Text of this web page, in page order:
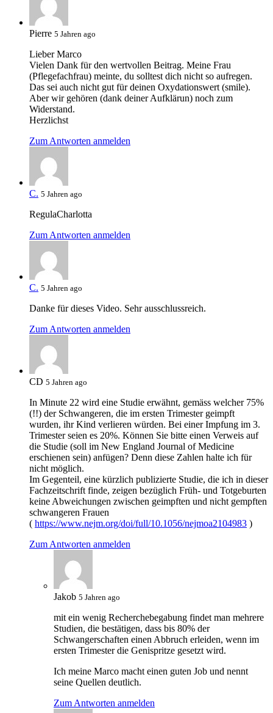
Pierre 5 Jahren ago
Lieber Marco
Vielen Dank für den wertvollen Beitrag. Meine Frau
(Pflegefachfrau) meinte, du solltest dich nicht so aufregen.
Das sei auch nicht gut für deinen Oxydationswert (smile).
Aber wir gehören (dank deiner Aufklärun) noch zum
Widerstand.
Herzlichst
Zum Antworten anmelden
C. 5 Jahren ago
RegulaCharlotta
Zum Antworten anmelden
C. 5 Jahren ago
Danke für dieses Video. Sehr ausschlussreich.
Zum Antworten anmelden
CD 5 Jahren ago
In Minute 22 wird eine Studie erwähnt, gemäss welcher 75%
(!!) der Schwangeren, die im ersten Trimester geimpft
wurden, ihr Kind verlieren würden. Bei einer Impfung im 3.
Trimester seien es 20%. Können Sie bitte einen Verweis auf
die Studie (soll im New England Journal of Medicine
erschienen sein) anfügen? Denn diese Zahlen halte ich für
nicht möglich.
Im Gegenteil, eine kürzlich publizierte Studie, die ich in dieser
Fachzeitschrift finde, zeigen bezüglich Früh- und Totgeburten
keine Abweichungen zwischen geimpften und nicht gempften
schwangeren Frauen
( https://www.nejm.org/doi/full/10.1056/nejmoa2104983 )
Zum Antworten anmelden
Jakob 5 Jahren ago
mit ein wenig Recherchebegabung findet man mehrere
Studien, die bestätigen, dass bis 80% der
Schwangerschaften einen Abbruch erleiden, wenn im
ersten Trimester die Genispritze gesetzt wird.
Ich meine Marco macht einen guten Job und nennt
seine Quellen deutlich.
Zum Antworten anmelden